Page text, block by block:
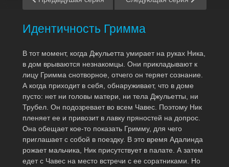
Идентичность Гримма
В тот момент, когда Джульетта умирает на руках Ника,
в дом врываются незнакомцы. Они прикладывают к
лицу Гримма снотворное, отчего он теряет сознание.
А когда приходит в себя, обнаруживает, что в доме
пусто: нет ни головы матери, ни тела Джульетты, ни
Трубел. Он подозревает во всем Чавес. Поэтому Ник
пленяет ее и привозит в лавку пряностей на допрос.
Она обещает кое-то показать Гримму, для чего
приглашает с собой в поездку. В это время Адалинда
рожает мальчика, Ник присутствует в палате. А затем
едет с Чавес на место встречи с ее соратниками. Но